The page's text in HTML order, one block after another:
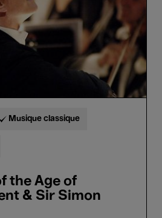
Musique classique
the Age of
& Sir Simon